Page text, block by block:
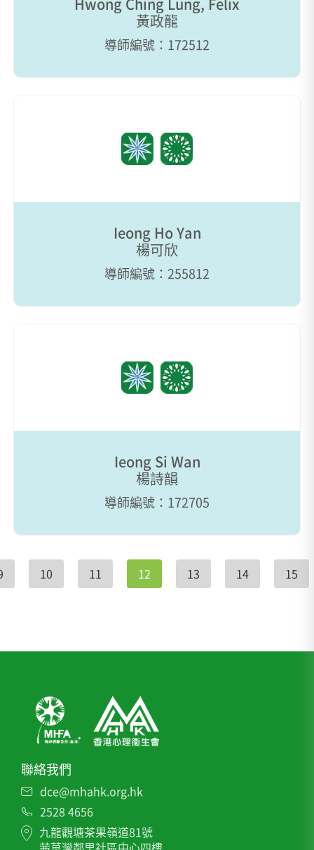
黃政龍
導師編號：172512
Ieong Ho Yan
楊可欣
導師編號：255812
Ieong Si Wan
楊詩韻
導師編號：172705
10 11 12 13 14 15
聯絡我們
dce@mhahk.org.hk
2528 4656
九龍觀塘茶果嶺道81號